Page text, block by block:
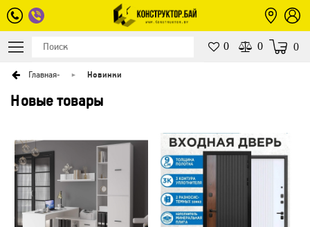
0 0 0
Главная- Новинки
Новые товары